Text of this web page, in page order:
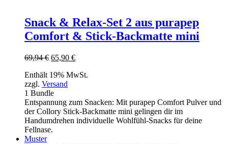
Snack & Relax-Set 2 aus purapep
Comfort & Stick-Backmatte mini
69,94€ Ursprünglicher
war:
69,94 €
65,90 €Aktueller
ist:
Enthält 19% MwSt.
zzgl. Versand
1 Bundle
Entspannung zum Snacken: Mit purapep Comfort Pulver und
der Collory Stick-Backmatte mini gelingen dir im
Handumdrehen individuelle Wohlfühl-Snacks für deine
Fellnase.
Muster